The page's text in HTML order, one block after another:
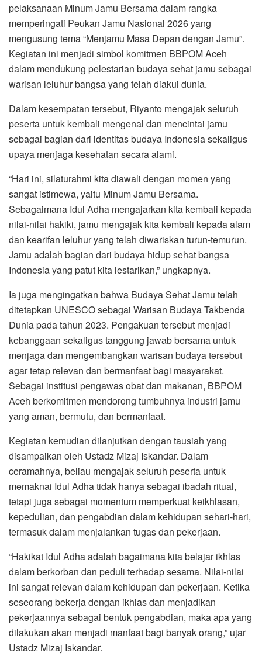
pelaksanaan Minum Jamu Bersama dalam rangka
memperingati Peukan Jamu Nasional 2026 yang
mengusung tema “Menjamu Masa Depan dengan Jamu”.
Kegiatan ini menjadi simbol komitmen BBPOM Aceh
dalam mendukung pelestarian budaya sehat jamu sebagai
warisan leluhur bangsa yang telah diakui dunia.
Dalam kesempatan tersebut, Riyanto mengajak seluruh
peserta untuk kembali mengenal dan mencintai jamu
sebagai bagian dari identitas budaya Indonesia sekaligus
upaya menjaga kesehatan secara alami.
“Hari ini, silaturahmi kita diawali dengan momen yang
sangat istimewa, yaitu Minum Jamu Bersama.
Sebagaimana Idul Adha mengajarkan kita kembali kepada
nilai-nilai hakiki, jamu mengajak kita kembali kepada alam
dan kearifan leluhur yang telah diwariskan turun-temurun.
Jamu adalah bagian dari budaya hidup sehat bangsa
Indonesia yang patut kita lestarikan,” ungkapnya.
Ia juga mengingatkan bahwa Budaya Sehat Jamu telah
ditetapkan UNESCO sebagai Warisan Budaya Takbenda
Dunia pada tahun 2023. Pengakuan tersebut menjadi
kebanggaan sekaligus tanggung jawab bersama untuk
menjaga dan mengembangkan warisan budaya tersebut
agar tetap relevan dan bermanfaat bagi masyarakat.
Sebagai institusi pengawas obat dan makanan, BBPOM
Aceh berkomitmen mendorong tumbuhnya industri jamu
yang aman, bermutu, dan bermanfaat.
Kegiatan kemudian dilanjutkan dengan tausiah yang
disampaikan oleh Ustadz Mizaj Iskandar. Dalam
ceramahnya, beliau mengajak seluruh peserta untuk
memaknai Idul Adha tidak hanya sebagai ibadah ritual,
tetapi juga sebagai momentum memperkuat keikhlasan,
kepedulian, dan pengabdian dalam kehidupan sehari-hari,
termasuk dalam menjalankan tugas dan pekerjaan.
“Hakikat Idul Adha adalah bagaimana kita belajar ikhlas
dalam berkorban dan peduli terhadap sesama. Nilai-nilai
ini sangat relevan dalam kehidupan dan pekerjaan. Ketika
seseorang bekerja dengan ikhlas dan menjadikan
pekerjaannya sebagai bentuk pengabdian, maka apa yang
dilakukan akan menjadi manfaat bagi banyak orang,” ujar
Ustadz Mizaj Iskandar.